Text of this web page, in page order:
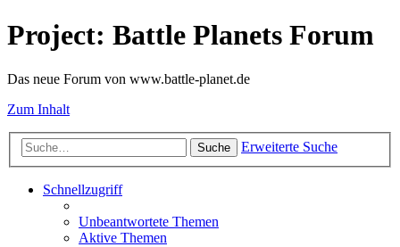
Project: Battle Planets Forum
Das neue Forum von www.battle-planet.de
Zum Inhalt
Suche Erweiterte Suche
Schnellzugriff
Unbeantwortete Themen
Aktive Themen